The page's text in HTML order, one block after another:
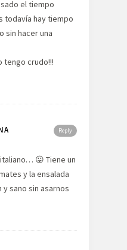
el tiempo
todavía hay tiempo
sin hacer una
tengo crudo!!!
Reply
😛 Tiene un
y la ensalada
sano sin asarnos